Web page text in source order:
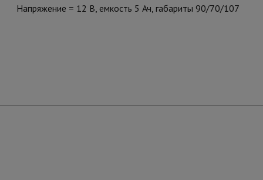
Напряжение = 12 В, емкость 5 Ач, габариты 90/70/107